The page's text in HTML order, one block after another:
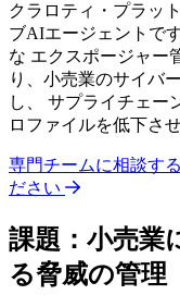
クラロティ・プラッ
ブAIエージェントで
な エクスポージャー
り、小売業のサイバ
し、 サプライチェー
ロファイルを低下さ
専門チームに相談する
ださい
課題：小売業
る脅威の管理